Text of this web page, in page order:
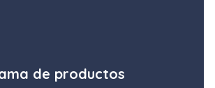
de productos